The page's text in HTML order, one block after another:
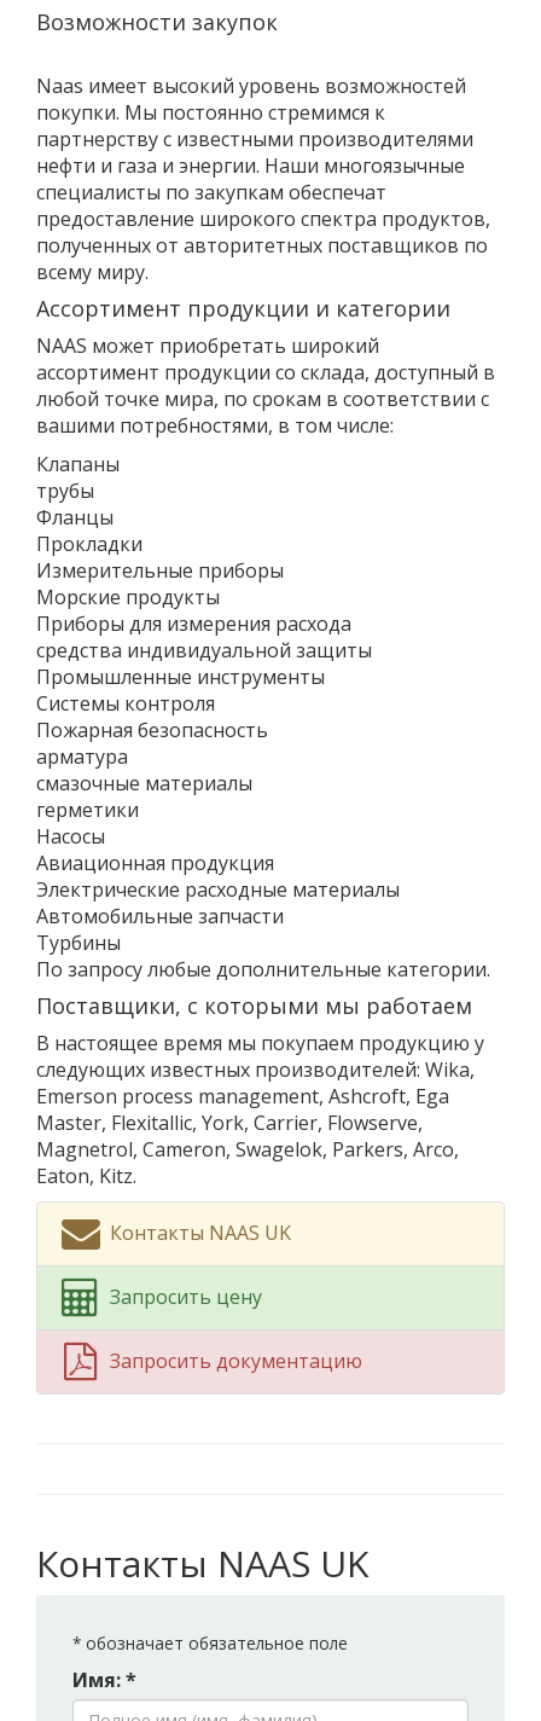
Возможности закупок
Naas имеет высокий уровень возможностей
покупки. Мы постоянно стремимся к
партнерству с известными производителями
нефти и газа и энергии. Наши многоязычные
специалисты по закупкам обеспечат
предоставление широкого спектра продуктов,
полученных от авторитетных поставщиков по
всему миру.
Ассортимент продукции и категории
NAAS может приобретать широкий
ассортимент продукции со склада, доступный в
любой точке мира, по срокам в соответствии с
вашими потребностями, в том числе:
Клапаны
трубы
Фланцы
Прокладки
Измерительные приборы
Морские продукты
Приборы для измерения расхода
средства индивидуальной защиты
Промышленные инструменты
Системы контроля
Пожарная безопасность
арматура
смазочные материалы
герметики
Насосы
Авиационная продукция
Электрические расходные материалы
Автомобильные запчасти
Турбины
По запросу любые дополнительные категории.
Поставщики, с которыми мы работаем
В настоящее время мы покупаем продукцию у
следующих известных производителей: Wika,
Emerson process management, Ashcroft, Ega
Master, Flexitallic, York, Carrier, Flowserve,
Magnetrol, Cameron, Swagelok, Parkers, Arco,
Eaton, Kitz.
Контакты NAAS UK
Запросить цену
Запросить документацию
Контакты NAAS UK
* обозначает обязательное поле
Имя: *